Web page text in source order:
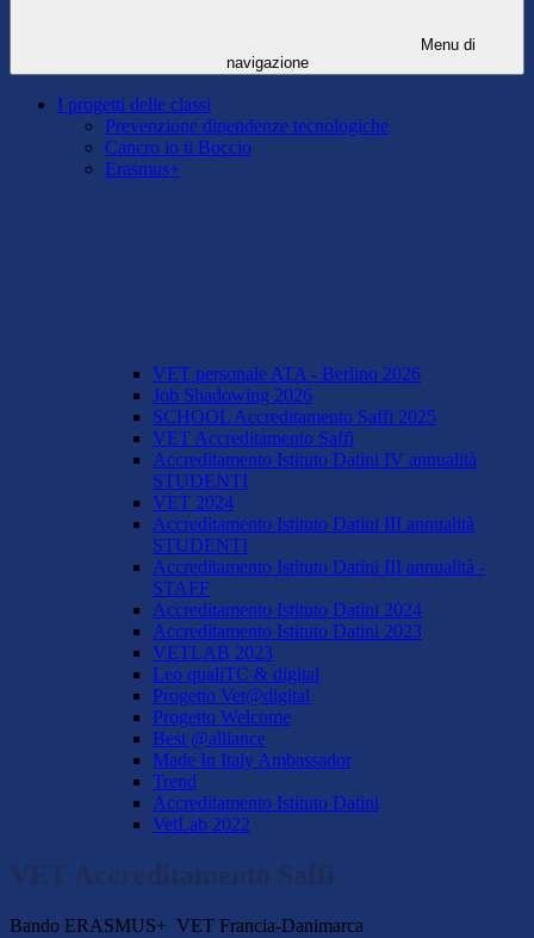
Menu di
navigazione
I progetti delle classi
Prevenzione dipendenze tecnologiche
Cancro io ti Boccio
Erasmus+
VET personale ATA - Berlino 2026
Job Shadowing 2026
SCHOOL Accreditamento Saffi 2025
VET Accreditamento Saffi
Accreditamento Istituto Datini IV annualità
STUDENTI
VET 2024
Accreditamento Istituto Datini III annualità
STUDENTI
Accreditamento Istituto Datini III annualità -
STAFF
Accreditamento Istituto Datini 2024
Accreditamento Istituto Datini 2023
VETLAB 2023
Leo qualiTC & digital
Progetto Vet@digital
Progetto Welcome
Best @alliance
Made In Italy Ambassador
Trend
Accreditamento Istituto Datini
VetLab 2022
VET Accreditamento Saffi
Bando ERASMUS+ VET Francia-Danimarca